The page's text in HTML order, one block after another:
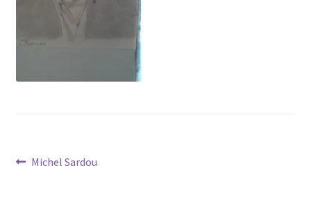
WPMS HTML Sitemap
Navigation
Article
Michel Sardou